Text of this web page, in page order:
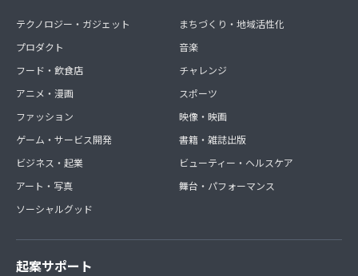
テクノロジー・ガジェット
プロダクト
フード・飲食店
アニメ・漫画
ファッション
ゲーム・サービス開発
ビジネス・起業
アート・写真
ソーシャルグッド
まちづくり・地域活性化
音楽
チャレンジ
スポーツ
映像・映画
書籍・雑誌出版
ビューティー・ヘルスケア
舞台・パフォーマンス
起案サポート